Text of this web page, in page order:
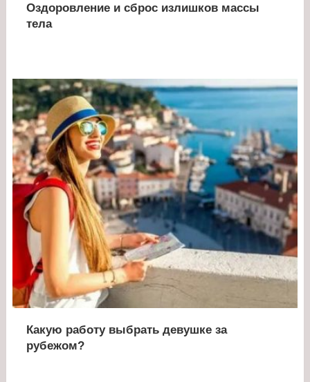
Оздоровление и сброс излишков массы
тела
Какую работу выбрать девушке за
рубежом?